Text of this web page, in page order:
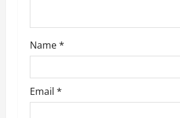
Name*
Email *